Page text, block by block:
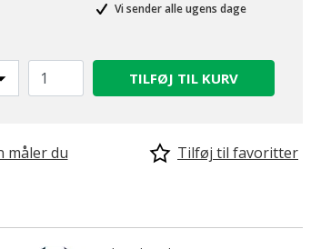
Vi sender alle ugens dage
TILFØJ TIL KURV
måler du Tilføj til favoritter